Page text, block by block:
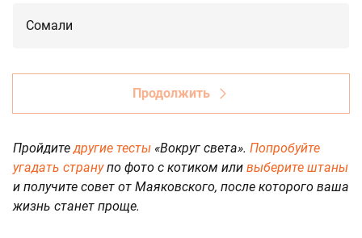
Сомали
Продолжить
Пройдитедругие тесты «Вокруг света». Попробуйте
угадать странупо фото с котиком или выберите штаны
и получите совет от Маяковского, после которого ваша
жизнь станет проще.